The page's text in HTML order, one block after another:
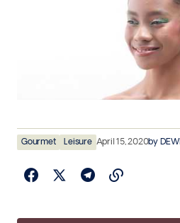
Gourmet Leisure April 15, 2020by DEWI